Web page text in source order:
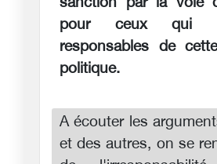
pour ceux qui
responsables de
politique.
A écouter les
et des autres, on se